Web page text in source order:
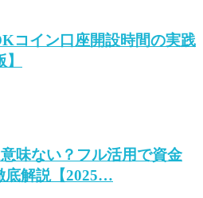
コイン口座開設時間の実践
味ない？フル活用で資金
底解説【2025…